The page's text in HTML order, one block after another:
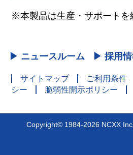
※本製品は生産・サポートを
▶ ニュースルーム ▶ 採用情
サイトマップ ご利用条件
シー
脆弱性開示ポリシー
Copyright© 1984-2026 NCXX